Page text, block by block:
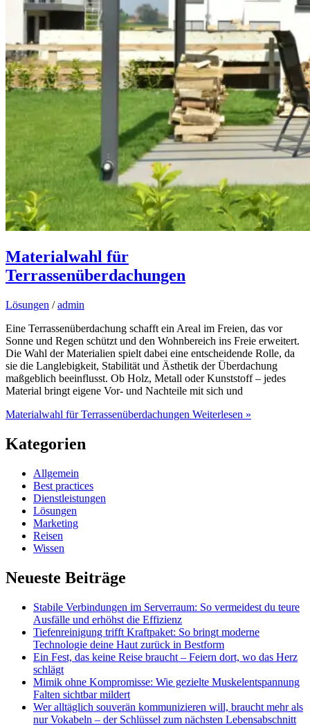
Materialwahl für
Terrassenüberdachungen
Lösungen /admin
Eine Terrassenüberdachung schafft ein Areal im Freien, das vor
Sonne und Regen schützt und den Wohnbereich ins Freie erweitert.
Die Wahl der Materialien spielt dabei eine entscheidende Rolle, da
sie die Langlebigkeit, Stabilität und Ästhetik der Überdachung
maßgeblich beeinflusst. Ob Holz, Metall oder Kunststoff – jedes
Material bringt eigene Vor- und Nachteile mit sich und
Materialwahl für Terrassenüberdachungen Weiterlesen »
Kategorien
Allgemein
Best practices
Dienstleistungen
Lösungen
Marketing
Reisen
Wissen
Neueste Beiträge
Stabile Verbindungen im Serverraum: So vermeidest du teure
Ausfälle und erhöhst die Effizienz
Tiefenreinigung trifft Kraftpaket: So bringt moderne
Technologie deine Haut zurück in Bestform
Ein Fest, das keine Reise braucht – Feiern dort, wo das Herz
schlägt
Mimik ohne Kompromisse: Wie gezielte Muskelentspannung
Falten sichtbar mildert
Wer alltäglich souverän kommunizieren will, braucht mehr als
nur Vokabeln – der Schlüssel zum nächsten Lebensabschnitt